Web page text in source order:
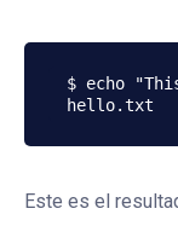
$ echo
Este es el